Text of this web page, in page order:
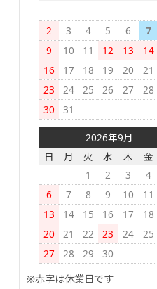
2
3 4 5 6 7
9
10 11 12 13 14
16
17 18 19 20 21
23
24 25 26 27 28
30
31
2026年9月
日
月 火 水 木 金
1
2 3 4
6
7 8 9 10 11
13
14 15 16 17 18
20
21 22 23 24 25
27
28 29
30
※赤字は休業日です